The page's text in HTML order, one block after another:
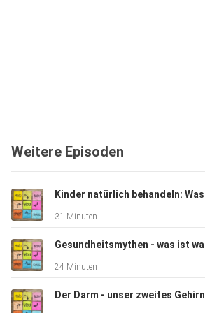
Weitere Episoden
31 Minuten
24 Minuten
Der Darm - unser zweites Gehirn